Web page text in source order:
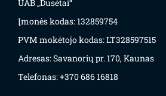
UAB „Dusėtai“
Įmonės kodas: 132859754
PVM mokėtojo kodas: LT328597515
Adresas: Savanorių pr. 170, Kaunas
Telefonas: +370 686 16818